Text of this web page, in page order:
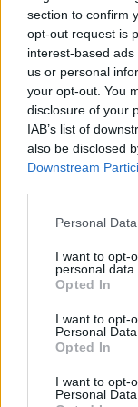
section to confirm
opt-out request is
interest-based
us or personal
your opt-out. You
disclosure of your
IAB’s list of
also be disclosed
Downstream
Please note that
not limited to your
grant or deny
use your data for
consent section.
Personal
I want to opt-
personal data.
Opted In
I want to opt-
Personal Data.
Opted In
I want to opt-
Personal
lenne rá, mert azt,
zenénk,
teljesen
mindig is a
dolgokat.
hangszerelés
mert más ezt
Mennyiben más
Gergő: Már
négytagú
gitárral és dobbal.
így, ami nekünk is
a